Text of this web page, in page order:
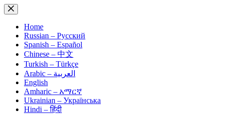
Skip
to
contentHome
Russian – Русский
Spanish – Español
Chinese – 中文
Turkish – Türkçe
Arabic – العربية
English
Amharic – አማርኛ
Ukrainian – Українська
Hindi – हिंदी